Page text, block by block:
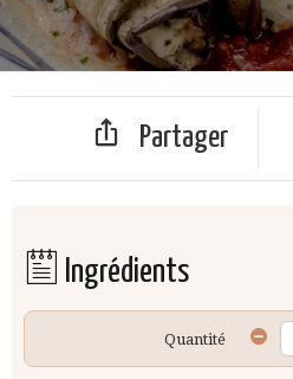
Partager
Ingrédients
Quantité